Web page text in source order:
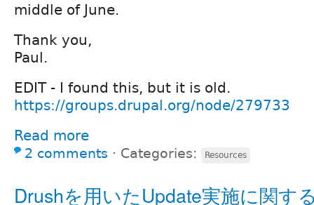
middle of June.
Thank you,
Paul.
EDIT - I found this, but it is old.
https://groups.drupal.org/node/279733
Read more
2 comments ⋅ Categories: Resources
Drushを用いたUpdate実施に関す